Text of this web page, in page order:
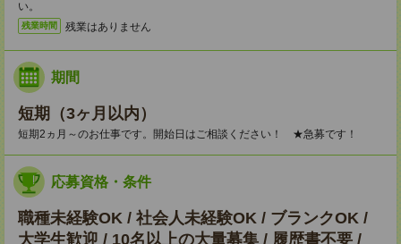
い。
残業時間 残業はありません
期間
短期（3ヶ月以内）
短期2ヵ月～のお仕事です。開始日はご相談ください！ ★急募です！
応募資格・条件
職種未経験OK / 社会人未経験OK / ブランクOK /
大学生歓迎 / 10名以上の大量募集 / 履歴書不要 /